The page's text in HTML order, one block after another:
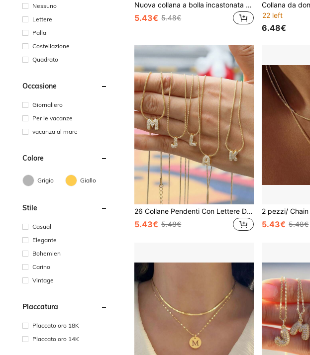
Nessuno
Lettere
Palla
Costellazione
Quadrato
Occasione
Giornaliero
Per le vacanze
vacanza al mare
Colore
Grigio Giallo
Stile
Casual
Elegante
Bohemien
Carino
Vintage
Placcatura
Placcato oro 18K
Placcato oro 14K
Nuova collana a bolla incastonata di 26 lettere micro in stile europeo e americano, classico in rame placcato in oro 18K con decorazione in oro
5.43€ 5.48€
22 left
6.48€
26 Collane Pendenti Con Lettere Dell'alfabeto Inglese, Catena A Curb In Acciaio Inossidabile, Accessorio Di Moda
5.43€ 5.48€ 5.43€ 5.48€